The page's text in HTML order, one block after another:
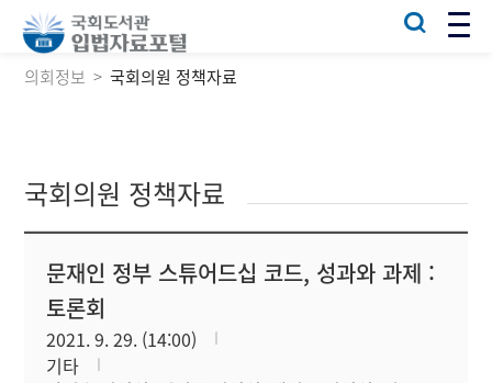
의회정보 국회의원 정책자료
국회의원 정책자료
문재인 정부 스튜어드십 코드, 성과와 과제 :
토론회
2021. 9. 29. (14:00)
기타